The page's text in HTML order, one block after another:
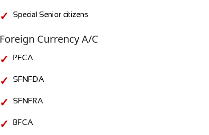
Special Senior citizens
Foreign Currency A/C
PFCA
SFNFDA
SFNFRA
BFCA